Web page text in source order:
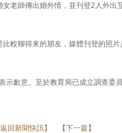
老師傳出婚外情，並刊登2人外出
較聊得來的朋友，媒體刊登的照
歉意。至於教育局已成立調查委
返回新聞快訊】 【下一篇】